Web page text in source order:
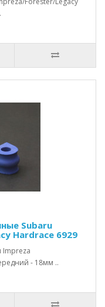
Subaru
Hardrace 6929
Impreza
- 18мм ..